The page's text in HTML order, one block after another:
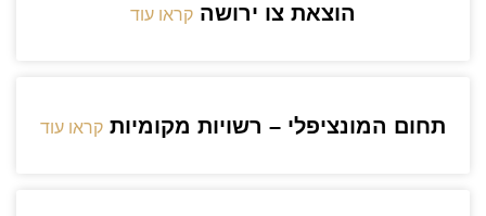
הוצאת צו ירושה קראו עוד
תחום המונציפלי – רשויות מקומיות קראו עוד